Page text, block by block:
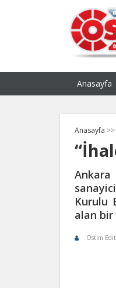
Anasayfa
Anasayfa >>
Kurulu
alan
Ostim